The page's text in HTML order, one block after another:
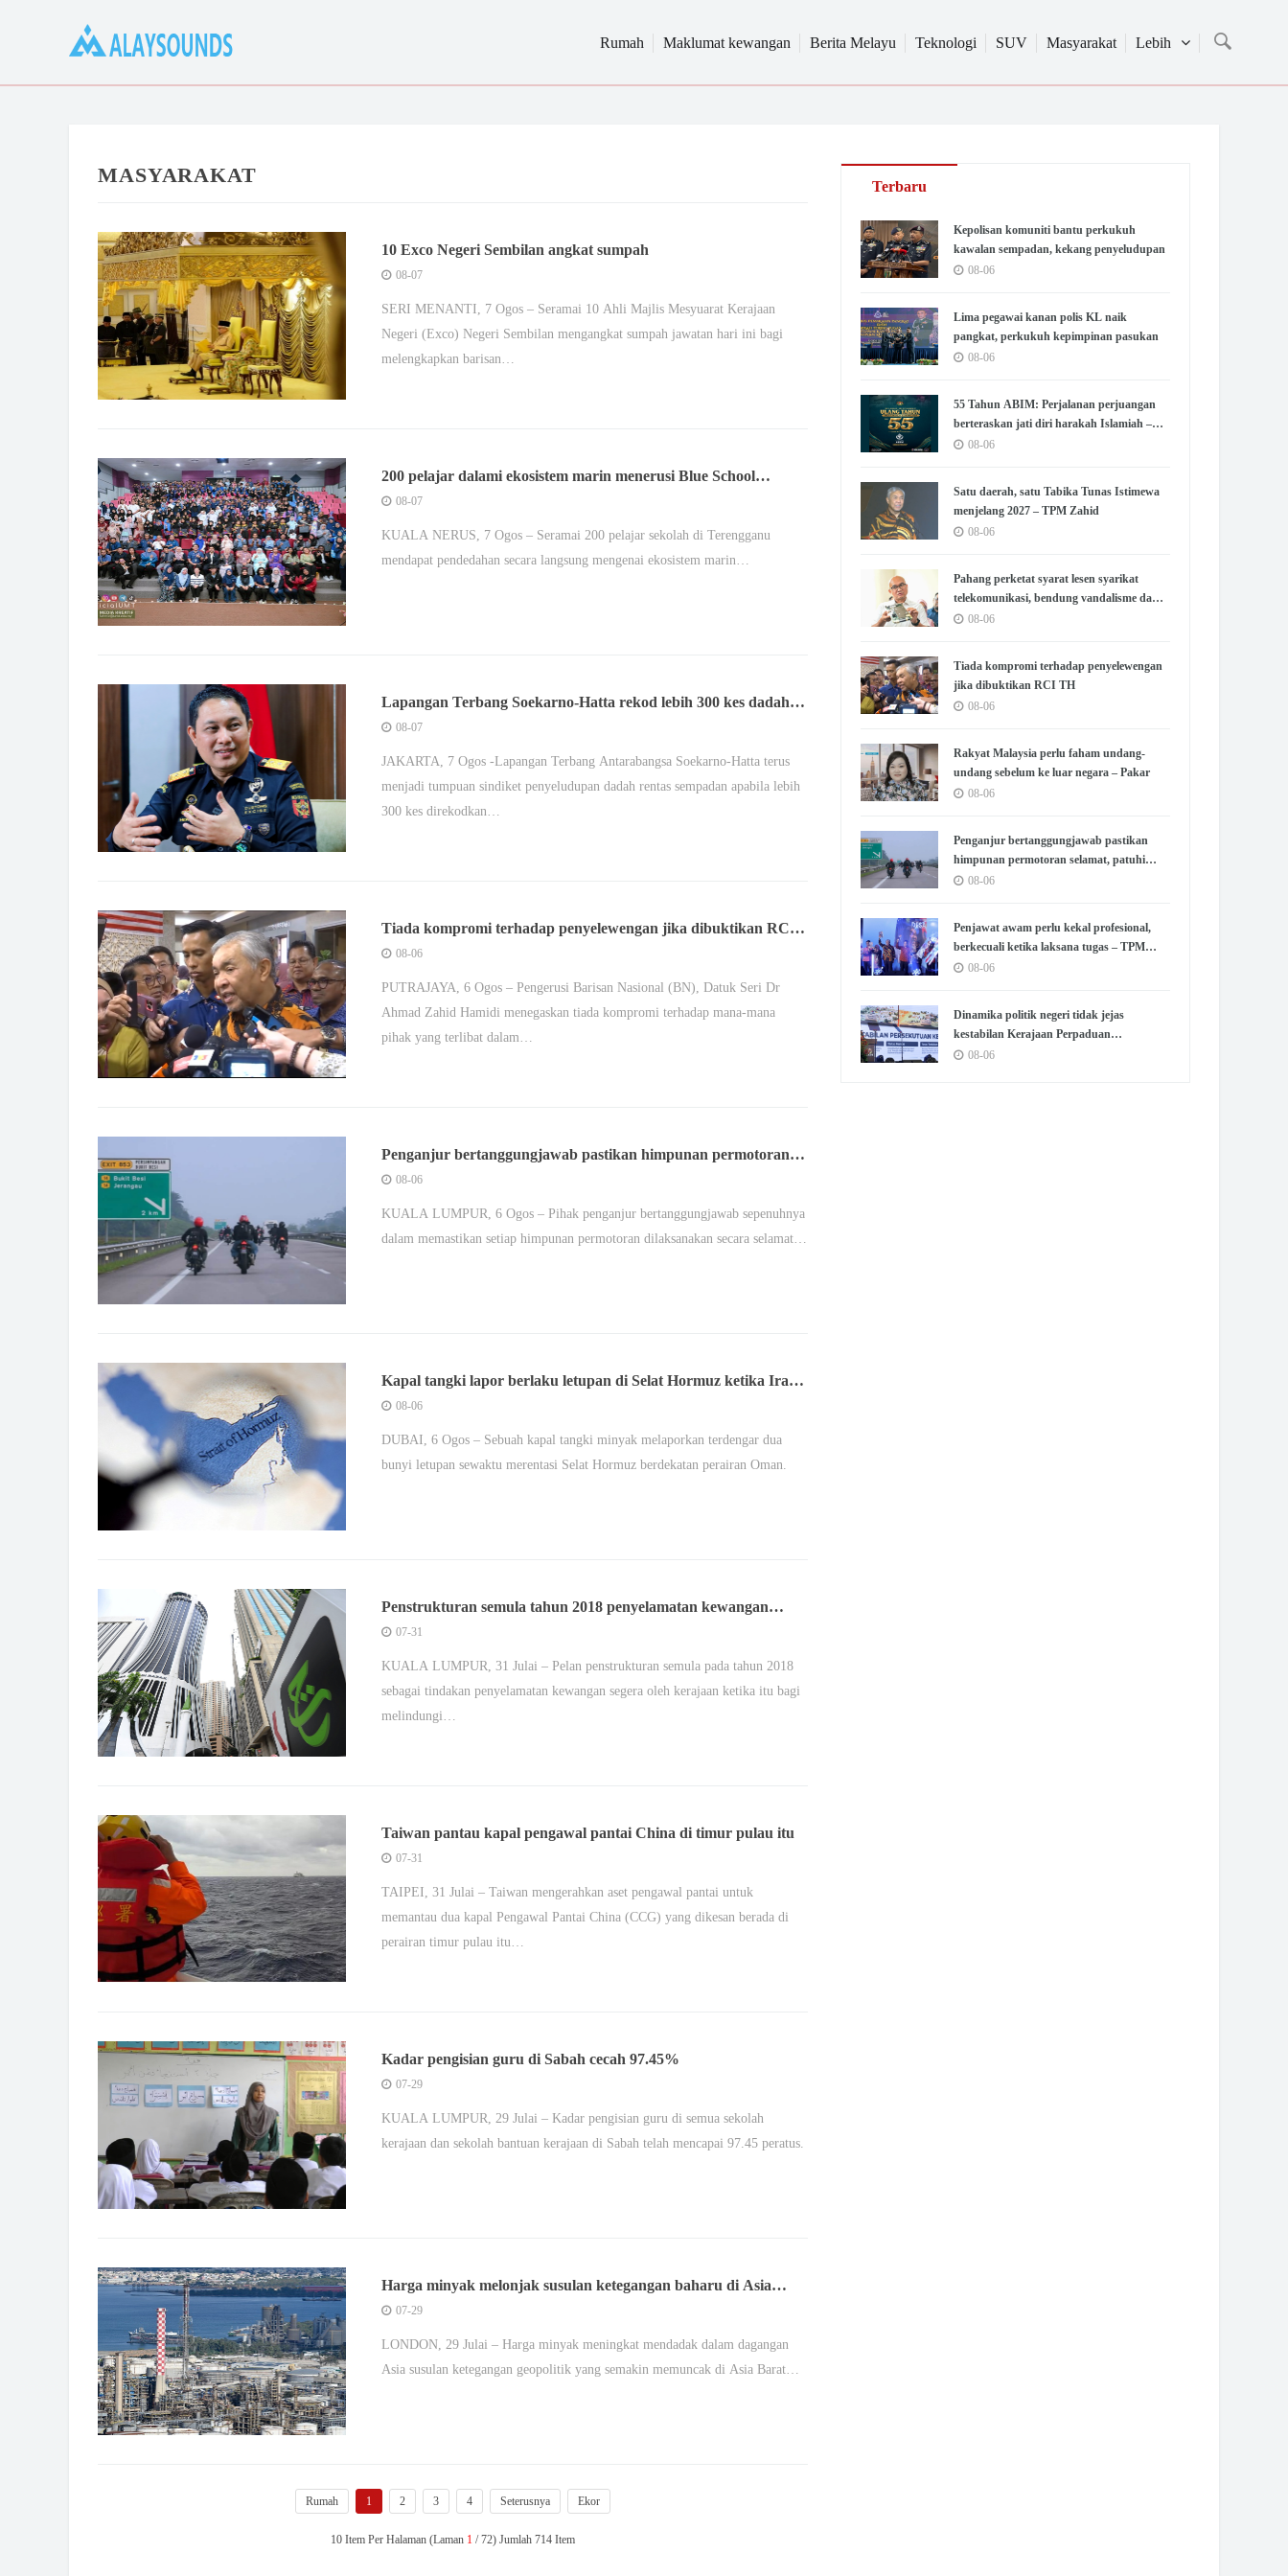
Rumah Maklumat kewangan Berita Melayu Teknologi SUV Masyarakat Lebih
MASYARAKAT
10 Exco Negeri Sembilan angkat sumpah
08-07
SERI MENANTI, 7 Ogos – Seramai 10 Ahli Majlis Mesyuarat Kerajaan
Negeri (Exco) Negeri Sembilan mengangkat sumpah jawatan hari ini bagi
melengkapkan barisan…
200 pelajar dalami ekosistem marin menerusi Blue School
Malaysia
08-07
KUALA NERUS, 7 Ogos – Seramai 200 pelajar sekolah di Terengganu
mendapat pendedahan secara langsung mengenai ekosistem marin…
Lapangan Terbang Soekarno-Hatta rekod lebih 300 kes dadah
tahun ini
08-07
JAKARTA, 7 Ogos -Lapangan Terbang Antarabangsa Soekarno-Hatta terus
menjadi tumpuan sindiket penyeludupan dadah rentas sempadan apabila lebih
300 kes direkodkan…
Tiada kompromi terhadap penyelewengan jika dibuktikan RCI
TH08-06
PUTRAJAYA, 6 Ogos – Pengerusi Barisan Nasional (BN), Datuk Seri Dr
Ahmad Zahid Hamidi menegaskan tiada kompromi terhadap mana-mana
pihak yang terlibat dalam…
Penganjur bertanggungjawab pastikan himpunan permotoran
selamat, patuhi peraturan – Pakar
08-06
KUALA LUMPUR, 6 Ogos – Pihak penganjur bertanggungjawab sepenuhnya
dalam memastikan setiap himpunan permotoran dilaksanakan secara selamat…
Kapal tangki lapor berlaku letupan di Selat Hormuz ketika Iran-
Oman berunding
08-06
DUBAI, 6 Ogos – Sebuah kapal tangki minyak melaporkan terdengar dua
bunyi letupan sewaktu merentasi Selat Hormuz berdekatan perairan Oman.
Penstrukturan semula tahun 2018 penyelamatan kewangan
segera, elak insolvensi – TH
07-31
KUALA LUMPUR, 31 Julai – Pelan penstrukturan semula pada tahun 2018
sebagai tindakan penyelamatan kewangan segera oleh kerajaan ketika itu bagi
melindungi…
Taiwan pantau kapal pengawal pantai China di timur pulau itu
07-31
TAIPEI, 31 Julai – Taiwan mengerahkan aset pengawal pantai untuk
memantau dua kapal Pengawal Pantai China (CCG) yang dikesan berada di
perairan timur pulau itu…
Kadar pengisian guru di Sabah cecah 97.45%
07-29
KUALA LUMPUR, 29 Julai – Kadar pengisian guru di semua sekolah
kerajaan dan sekolah bantuan kerajaan di Sabah telah mencapai 97.45 peratus.
Harga minyak melonjak susulan ketegangan baharu di Asia
Barat
07-29
LONDON, 29 Julai – Harga minyak meningkat mendadak dalam dagangan
Asia susulan ketegangan geopolitik yang semakin memuncak di Asia Barat…
Rumah 1 2 3 4 Seterusnya Ekor
10 Item Per Halaman (Laman 1 / 72) Jumlah 714 Item
Terbaru
Kepolisan komuniti bantu perkukuh
kawalan sempadan, kekang penyeludupan
08-06
Lima pegawai kanan polis KL naik
pangkat, perkukuh kepimpinan pasukan
08-06
55 Tahun ABIM: Perjalanan perjuangan
berteraskan jati diri harakah Islamiah –
PM08-06
Satu daerah, satu Tabika Tunas Istimewa
menjelang 2027 – TPM Zahid
08-06
Pahang perketat syarat lesen syarikat
telekomunikasi, bendung vandalisme dan
kecurian
08-06
Tiada kompromi terhadap penyelewengan
jika dibuktikan RCI TH
08-06
Rakyat Malaysia perlu faham undang-
undang sebelum ke luar negara – Pakar
08-06
Penganjur bertanggungjawab pastikan
himpunan permotoran selamat, patuhi
peraturan – Pakar
08-06
Penjawat awam perlu kekal profesional,
berkecuali ketika laksana tugas – TPM
Zahid
08-06
Dinamika politik negeri tidak jejas
kestabilan Kerajaan Perpaduan
Persekutuan – TPM Zahid
08-06